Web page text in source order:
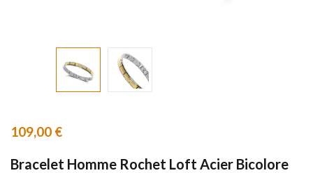
109,00 €
Bracelet Homme Rochet Loft Acier Bicolore